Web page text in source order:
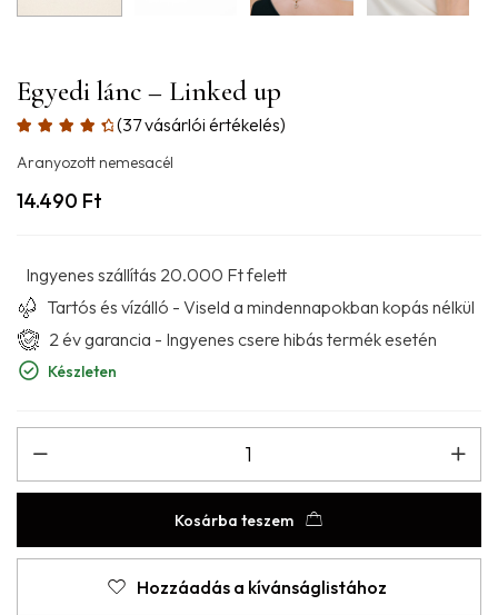
Egyedi lánc – Linked up
(37vásárlói értékelés)
Aranyozott nemesacél
14.490 Ft
Ingyenes szállítás 20.000 Ft felett
Tartós és vízálló - Viseld a mindennapokban kopás nélkül
2 év garancia - Ingyenes csere hibás termék esetén
Készleten
Kosárba teszem
Hozzáadás a kívánságlistához